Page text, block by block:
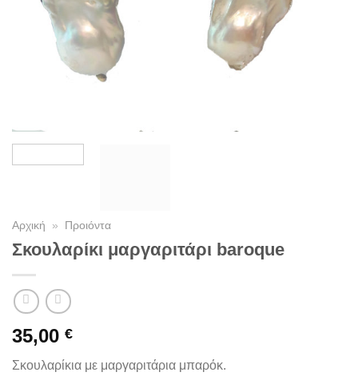
Αρχική » Προιόντα
Σκουλαρίκι μαργαριτάρι baroque
35,00 €
Σκουλαρίκια με μαργαριτάρια μπαρόκ.